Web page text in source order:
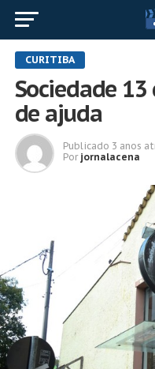
CURITIBA
Sociedade
de ajuda
Publicado 3 anos
Por jornalacena